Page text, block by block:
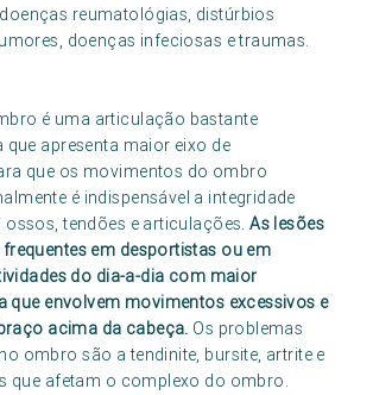
reumatológias, distúrbios
doenças infeciosas e traumas.
é uma articulação bastante
que apresenta maior eixo de
que os movimentos do ombro
é indispensável a integridade
ossos, tendões e articulações.As lesões
em desportistas ou em
do dia-a-dia com maior
que envolvem movimentos excessivos e
acima da cabeça. Os problemas
ombro são a tendinite, bursite, artrite e
que afetam o complexo do ombro.